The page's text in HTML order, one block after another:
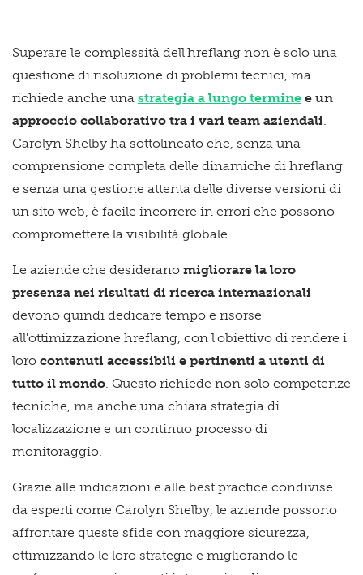
Superare le complessità dell'hreflang non è solo una
questione di risoluzione di problemi tecnici, ma
richiede anche una strategia a lungo termine e un
approccio collaborativo tra i vari team aziendali
Carolyn Shelby ha sottolineato che, senza una
comprensione completa delle dinamiche di hreflang
e senza una gestione attenta delle diverse versioni di
un sito web, è facile incorrere in errori che possono
compromettere la visibilità globale.
Le aziende che desiderano migliorare la loro
presenza nei risultati di ricerca internazionali
devono quindi dedicare tempo e risorse
all'ottimizzazione hreflang, con l'obiettivo di rendere i
loro contenuti accessibili e pertinenti a utenti di
tutto il mondo . Questo richiede non solo competenze
tecniche, ma anche una chiara strategia di
localizzazione e un continuo processo di
monitoraggio.
Grazie alle indicazioni e alle best practice condivise
da esperti come Carolyn Shelby, le aziende possono
affrontare queste sfide con maggiore sicurezza,
ottimizzando le loro strategie e migliorando le